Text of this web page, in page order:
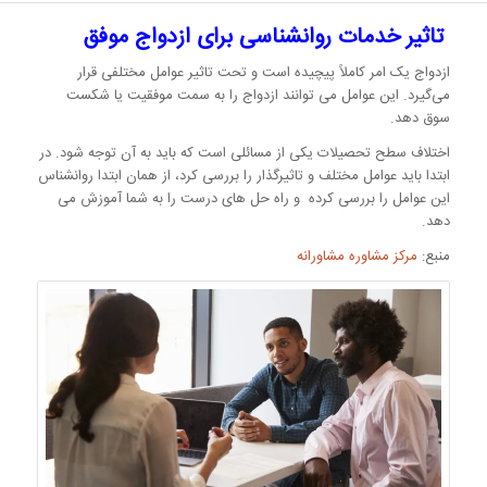
تاثیر خدمات روانشناسی برای ازدواج موفق
ازدواج یک امر کاملاً پیچیده است و تحت تاثیر عوامل مختلفی قرار
می‌گیرد. این عوامل می توانند ازدواج را به سمت موفقیت یا شکست
سوق دهد.
اختلاف سطح تحصیلات یکی از مسائلی است که باید به آن توجه شود. در
ابتدا باید عوامل مختلف و تاثیرگذار را بررسی کرد، از همان ابتدا روانشناس
این عوامل را بررسی کرده و راه حل های درست را به شما آموزش می
دهد.
منبع: مرکز مشاوره مشاورانه